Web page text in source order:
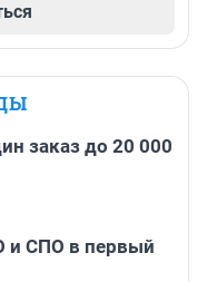
заказ до 20 000
и СПО в первый